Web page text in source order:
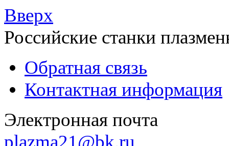
Вверх
Российские станки
Обратная связь
Контактная информация
Электронная почта
plazma21@bk.ru